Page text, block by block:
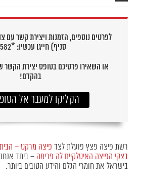
לפרטים נוספים, הזמנות ויצירת קשר עם
סניף) חייגו עכשיו: *9582,
או השאירו פרטיכם בטופס יצירת הקשר
בהקדם!
הקליקו למעבר אל
רשת פיצה פצץ פועלת לצד פיצה מרקט – הבית
בצקי הפיצה האיטלקיים לה פרימה – ביחד
בישראל את חומרי הגלם והידע הטובים ביותר.